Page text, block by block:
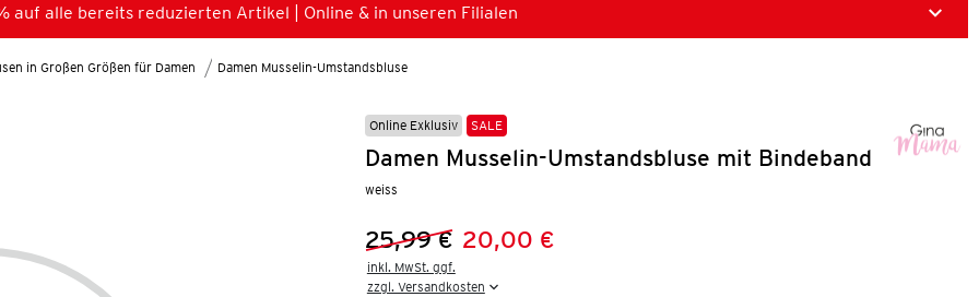
auf alle bereits reduzierten Artikel | Online & in unseren Filialen
in Großen Größen für Damen Damen Musselin-Umstandsbluse
Online Exklusiv SALE
Damen Musselin-Umstandsbluse mit Bindeband
weiss
Vorheriger Preis:
25,99 €
Neuer Preis:20,00 €
inkl. MwSt. ggf.
zzgl. Versandkosten